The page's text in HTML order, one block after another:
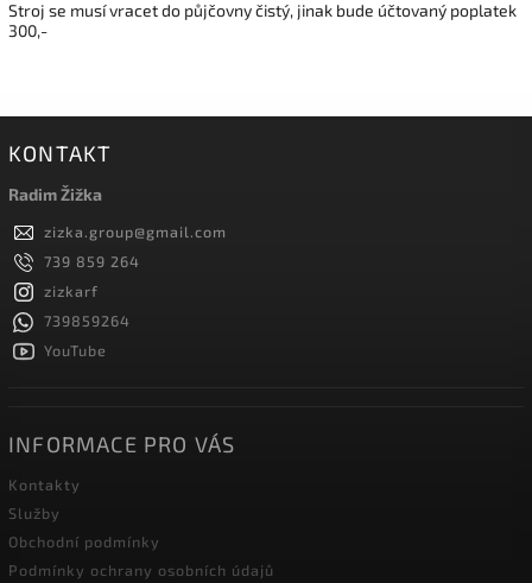
Stroj se musí vracet do půjčovny čistý, jinak bude účtovaný poplatek
300,-
KONTAKT
Radim Žižka
zizka.group@gmail.com
739 859 264
zizkarf
739859264
YouTube
INFORMACE PRO VÁS
Kontakty
Služby
Obchodní podmínky
Podmínky ochrany osobních údajů